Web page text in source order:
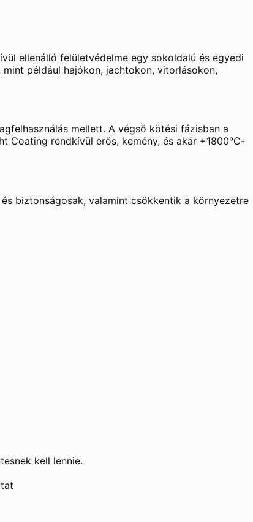
ellenálló felületvédelme egy sokoldalú és egyedi
például hajókon, jachtokon, vitorlásokon,
mellett. A végső kötési fázisban a
Coating rendkívül erős, kemény, és akár +1800°C-
biztonságosak, valamint csökkentik a környezetre
kell lennie.